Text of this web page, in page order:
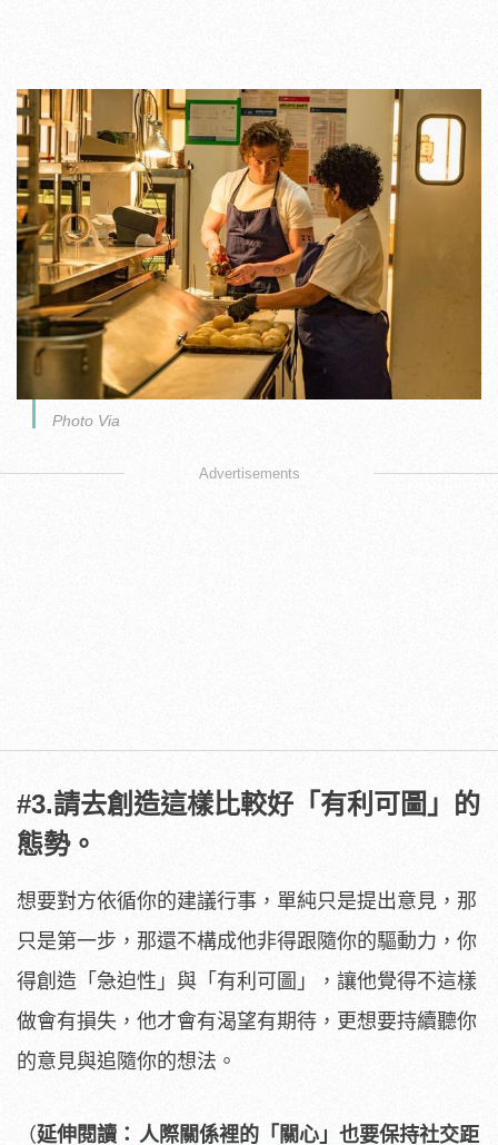
Photo Via
Advertisements
#3.請去創造這樣比較好「有利可圖」的
態勢。
想要對方依循你的建議行事，單純只是提出意見，那
只是第一步，那還不構成他非得跟隨你的驅動力，你
得創造「急迫性」與「有利可圖」，讓他覺得不這樣
做會有損失，他才會有渴望有期待，更想要持續聽你
的意見與追隨你的想法。
（延伸閱讀： 人際關係裡的「關心」也要保持社交距